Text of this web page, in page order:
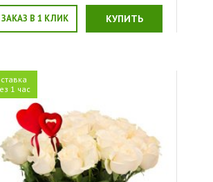
ЗАКАЗ В 1 КЛИК КУПИТЬ
1 час